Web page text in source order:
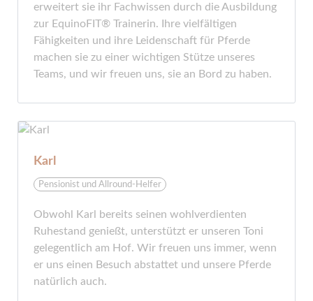
erweitert sie ihr Fachwissen durch die Ausbildung
zur EquinoFIT® Trainerin. Ihre vielfältigen
Fähigkeiten und ihre Leidenschaft für Pferde
machen sie zu einer wichtigen Stütze unseres
Teams, und wir freuen uns, sie an Bord zu haben.
Karl
Pensionist und Allround-Helfer
Obwohl Karl bereits seinen wohlverdienten
Ruhestand genießt, unterstützt er unseren Toni
gelegentlich am Hof. Wir freuen uns immer, wenn
er uns einen Besuch abstattet und unsere Pferde
natürlich auch.